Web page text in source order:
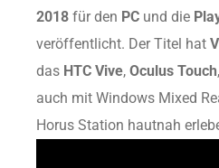
2018 für den PC und die
veröffentlicht. Der Titel hat
das HTC Vive, Oculus Touch,
auch mit Windows Mixed
Horus Station hautnah